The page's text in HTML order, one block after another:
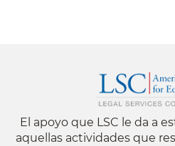
El apoyo que LSC le da a
aquellas actividades que